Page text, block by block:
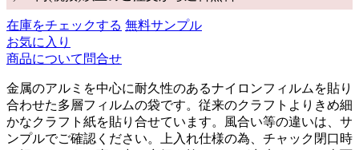
在庫をチェックする 無料サンプル
お気に入り
商品について問合せ
金属のアルミを中心に耐久性のあるナイロンフィルムを貼り
合わせた多層フィルムの袋です。従来のクラフトよりきめ細
かなクラフト紙を貼り合せています。風合い等の違いは、サ
ンプルでご確認ください。上入れ仕様の為、チャック閉口時